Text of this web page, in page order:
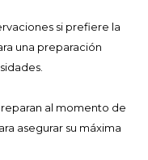
si prefiere la
una preparación
al momento de
asegurar su máxima